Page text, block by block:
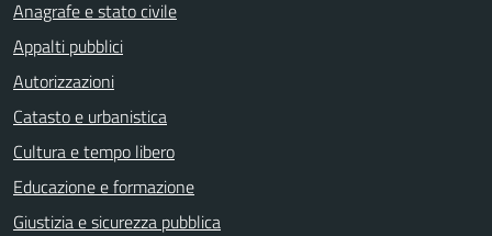
Anagrafe e stato civile
Appalti pubblici
Autorizzazioni
Catasto e urbanistica
Cultura e tempo libero
Educazione e formazione
Giustizia e sicurezza pubblica